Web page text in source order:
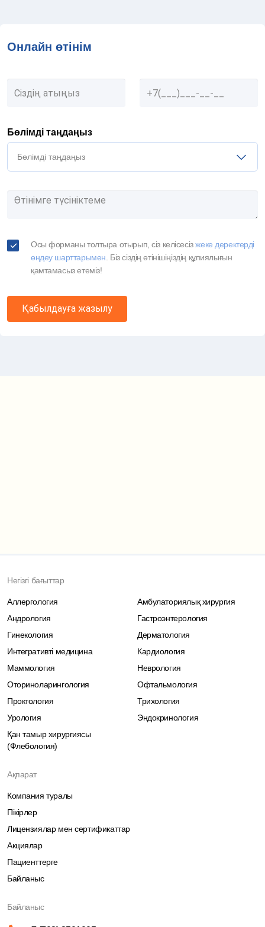
Онлайн өтінім
Бөлімді таңдаңыз
Бөлімді таңдаңыз
Осы форманы толтыра отырып, сіз келісесізжеке деректерді
өңдеу шарттарымен . Біз сіздің өтінішіңіздің құпиялығын
қамтамасыз етеміз!
Қабылдауға жазылу
Негізгі бағыттар
Аллергология
Амбулаториялық хирургия
Андрология
Гастроэнтерология
Гинекология
Дерматология
Интегративті медицина
Кардиология
Маммология
Неврология
Оториноларингология
Офтальмология
Проктология
Трихология
Урология
Эндокринология
Қан тамыр хирургиясы
(Флебология)
Ақпарат
Компания туралы
Пікірлер
Лицензиялар мен сертификаттар
Акциялар
Пациенттерге
Байланыс
Байланыс